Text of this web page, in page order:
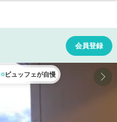
ビュッフェが自慢